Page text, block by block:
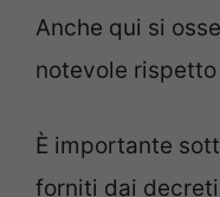
Anche qui si
notevole
È importante
forniti dai